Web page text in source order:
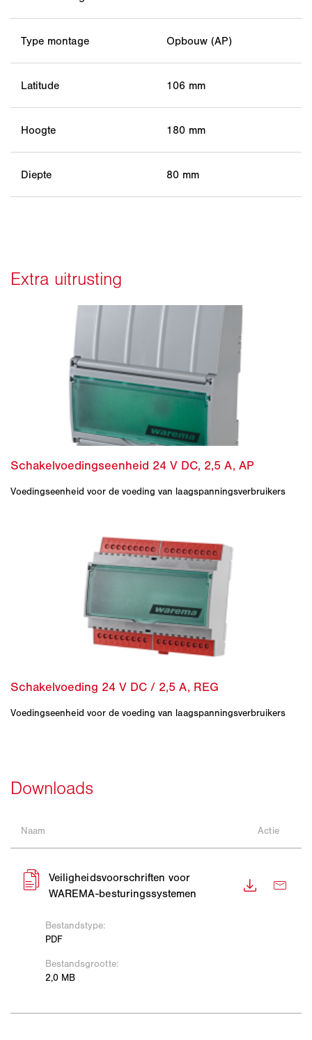
Type montage Opbouw (AP)
Latitude 106 mm
Hoogte 180 mm
Diepte 80 mm
Voedingseenheid voor de voeding van laagspanningsverbruikers
Voedingseenheid voor de voeding van laagspanningsverbruikers